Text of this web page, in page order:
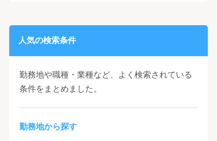
人気の検索条件
勤務地や職種・業種など、よく検索されている
条件をまとめました。
勤務地から探す